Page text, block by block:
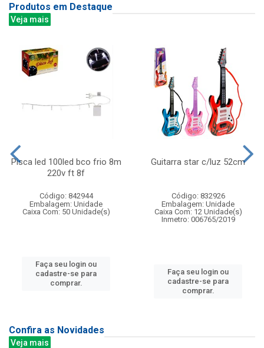
Produtos em Destaque
Veja mais
Pisca led 100led bco frio 8m
220v ft 8f
Código: 842944
Embalagem: Unidade
Caixa Com: 50 Unidade(s)
Faça seu login ou
cadastre-se para
comprar.
Guitarra star c/luz 52cm
Código: 832926
Embalagem: Unidade
Caixa Com: 12 Unidade(s)
Inmetro: 006765/2019
Faça seu login ou
cadastre-se para
comprar.
Confira as Novidades
Veja mais